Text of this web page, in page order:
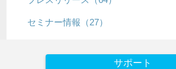
セミナー情報（27）
サポート